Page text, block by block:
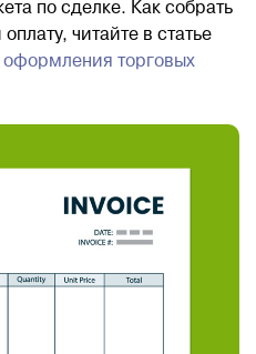
по сделке. Как собрать
читайте в статье
торговых